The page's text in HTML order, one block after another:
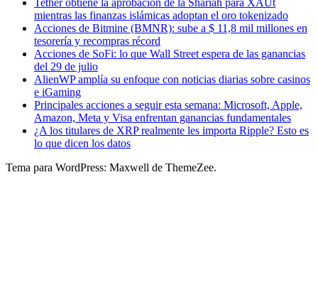
Tether obtiene la aprobación de la Shariah para XAUt
mientras las finanzas islámicas adoptan el oro tokenizado
Acciones de Bitmine (BMNR): sube a $ 11,8 mil millones en
tesorería y recompras récord
Acciones de SoFi: lo que Wall Street espera de las ganancias
del 29 de julio
AlienWP amplía su enfoque con noticias diarias sobre casinos
e iGaming
Principales acciones a seguir esta semana: Microsoft, Apple,
Amazon, Meta y Visa enfrentan ganancias fundamentales
¿A los titulares de XRP realmente les importa Ripple? Esto es
lo que dicen los datos
Tema para WordPress: Maxwell de ThemeZee.